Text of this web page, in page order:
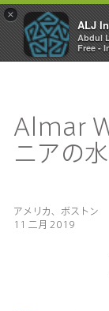
×
ALJ
Abdul
Free -
Toggle
Almar
ニアの
アメリカ、ボストン
11 二月 2019